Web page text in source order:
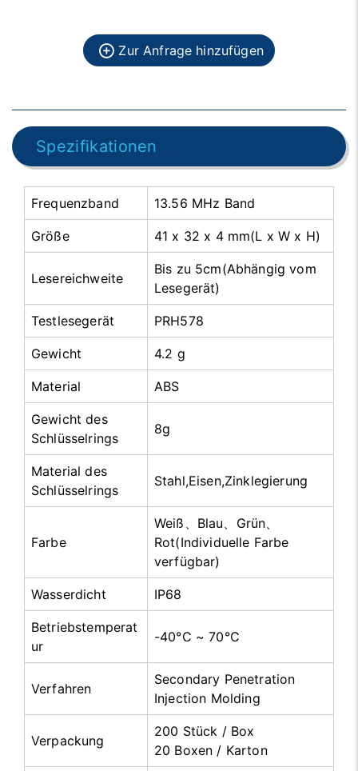
Zur Anfrage hinzufügen
Spezifikationen
Frequenzband 13.56 MHz Band
Größe 41 x 32 x 4 mm(L x W x H)
Lesereichweite
Bis zu 5cm(Abhängig vom
Lesegerät)
Testlesegerät PRH578
Gewicht 4.2 g
Material ABS
Gewicht des
Schlüsselrings
8g
Material des
Schlüsselrings
Stahl,Eisen,Zinklegierung
Farbe
Weiß、Blau、Grün、
Rot(Individuelle Farbe
verfügbar)
Wasserdicht IP68
Betriebstemperat
ur
-40°C ~ 70°C
Verfahren
Secondary Penetration
Injection Molding
Verpackung
200 Stück / Box
20 Boxen / Karton